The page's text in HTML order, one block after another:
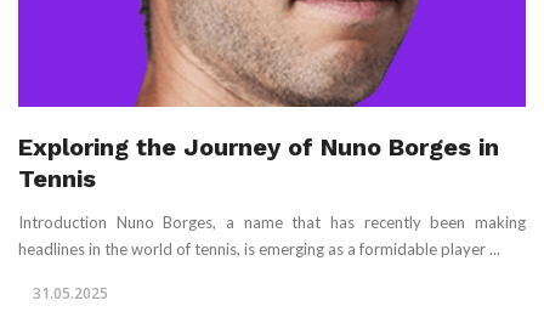
Exploring the Journey of Nuno Borges in
Tennis
Introduction Nuno Borges, a name that has recently been making
headlines in the world of tennis, is emerging as a formidable player ...
31.05.2025